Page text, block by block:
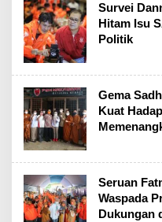
Survei
Hitam Isu
Politik
Gema
Kuat
Seruan
Waspada
Dukungan